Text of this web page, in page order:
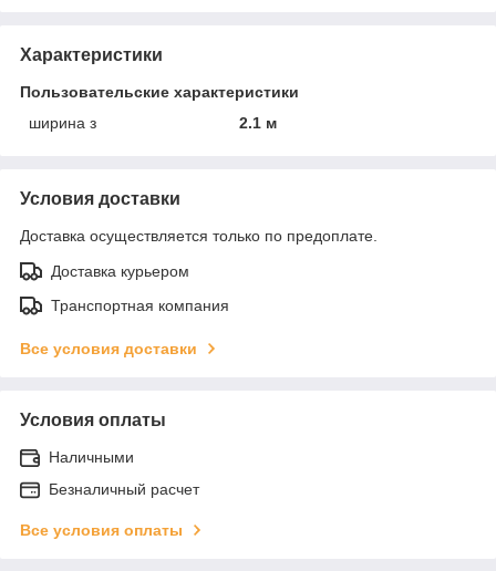
Характеристики
Пользовательские характеристики
ширина з
2.1 м
Условия доставки
Доставка осуществляется только по предоплате.
Доставка курьером
Транспортная компания
Все условия доставки
Условия оплаты
Наличными
Безналичный расчет
Все условия оплаты